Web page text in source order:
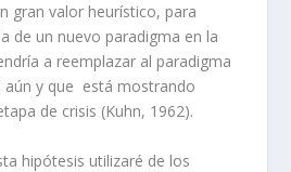
gran valor heurístico, para
de un nuevo paradigma en la
a reemplazar al paradigma
aún y que está mostrando
de crisis (Kuhn, 1962).
hipótesis utilizaré de los